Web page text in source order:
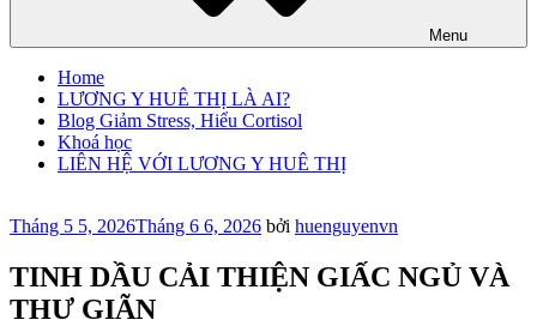
Menu
Home
LƯƠNG Y HUÊ THỊ LÀ AI?
Blog Giảm Stress, Hiểu Cortisol
Khoá học
LIÊN HỆ VỚI LƯƠNG Y HUÊ THỊ
Đăng
Tháng 5 5, 2026Tháng 6 6, 2026 bởi huenguyenvn
TINH DẦU CẢI THIỆN GIẤC NGỦ VÀ
THƯ GIÃN